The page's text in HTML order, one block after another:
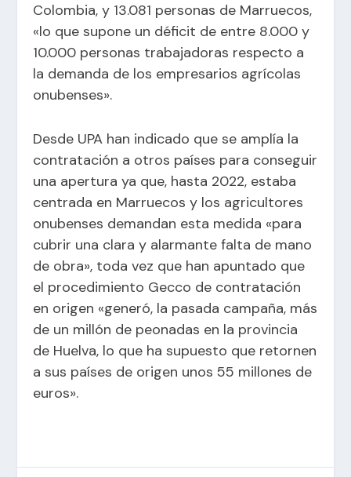
Colombia, y 13.081 personas de Marruecos,
«lo que supone un déficit de entre 8.000 y
10.000 personas trabajadoras respecto a
la demanda de los empresarios agrícolas
onubenses».
Desde UPA han indicado que se amplía la
contratación a otros países para conseguir
una apertura ya que, hasta 2022, estaba
centrada en Marruecos y los agricultores
onubenses demandan esta medida «para
cubrir una clara y alarmante falta de mano
de obra», toda vez que han apuntado que
el procedimiento Gecco de contratación
en origen «generó, la pasada campaña, más
de un millón de peonadas en la provincia
de Huelva, lo que ha supuesto que retornen
a sus países de origen unos 55 millones de
euros».